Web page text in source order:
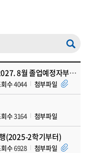
컴퓨터공학부 졸업논문(졸업작품) 안내(2027. 8월 졸업예정자부터 적용)
수4044 첨부파일
수3164 첨부파일
(2025-2학기부터)
수6928 첨부파일